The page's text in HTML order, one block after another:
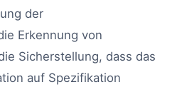
der
Erkennung von
Sicherstellung, dass das
auf Spezifikation